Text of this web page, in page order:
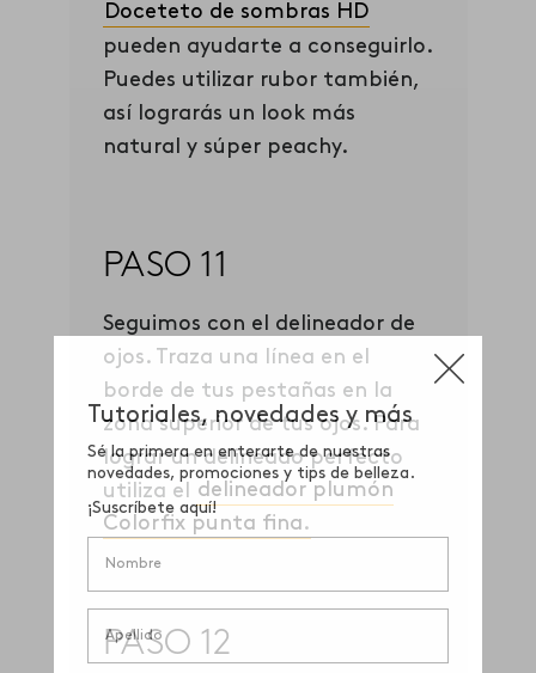
Doceteto de sombras HD
pueden ayudarte a conseguirlo.
Puedes utilizar rubor también,
así lograrás un look más
natural y súper peachy.
PASO 11
Seguimos con el delineador de
ojos. Traza una línea en el
borde de tus pestañas en la
zona superior de tus ojos. Para
lograr un delineado perfecto
utiliza el
delineador plumón
Colorfix punta fina.
PASO 12